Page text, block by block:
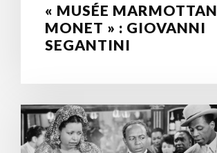
« MUSÉE MARMOTTAN
MONET » : GIOVANNI
SEGANTINI